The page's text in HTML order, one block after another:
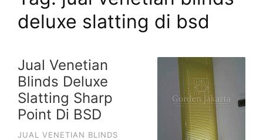
deluxe slatting di bsd
Jual Venetian
Blinds Deluxe
Slatting Sharp
Point Di BSD
JUAL VENETIAN BLINDS